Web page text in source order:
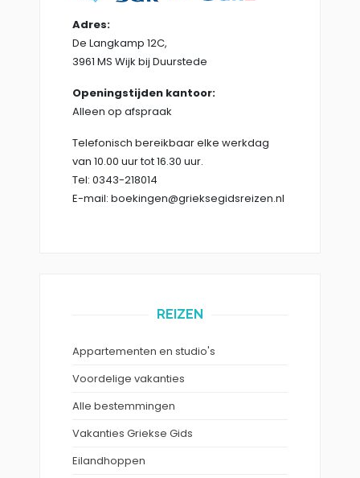
Adres:
De Langkamp 12C,
3961 MS Wijk bij Duurstede
Openingstijden kantoor:
Alleen op afspraak
Telefonisch bereikbaar elke werkdag
van 10.00 uur tot 16.30 uur.
Tel: 0343-218014
E-mail: boekingen@grieksegidsreizen.nl
REIZEN
Appartementen en studio's
Voordelige vakanties
Alle bestemmingen
Vakanties Griekse Gids
Eilandhoppen